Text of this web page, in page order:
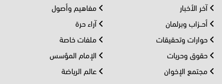
آخر الأخبار
أحــزاب وبرلمان
حوارات وتحقيقات
حقوق وحريات
مجتمع الإخوان
مفاهيم وأصول
آراء حرة
ملفات خاصة
الإمام المؤسس
عالم الرياضة